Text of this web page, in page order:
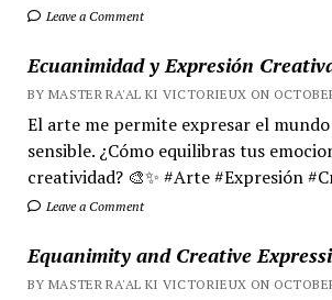
Leave a Comment
Ecuanimidad y Expresión
BY MASTER RA'AL KI VICTORIEUX ON
El arte me permite expresar el
sensible. ¿Cómo equilibras tus
creatividad? 🎨✨ #Arte #Expresión
Leave a Comment
Equanimity and Creative
BY MASTER RA'AL KI VICTORIEUX ON